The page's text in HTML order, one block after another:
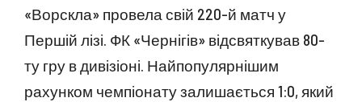
«Ворскла» провела свій 220-й матч у
Першій лізі. ФК «Чернігів» відсвяткував 80-
ту гру в дивізіоні. Найпопулярнішим
рахунком чемпіонату залишається 1:0, який